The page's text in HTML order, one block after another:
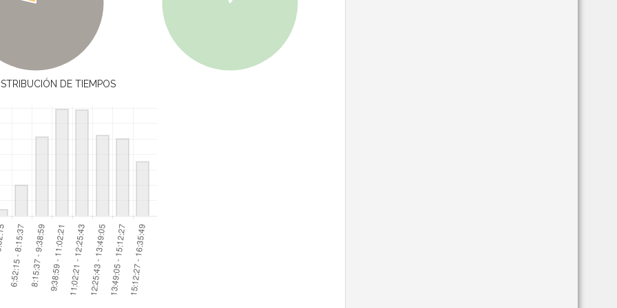
DE TIEMPOS